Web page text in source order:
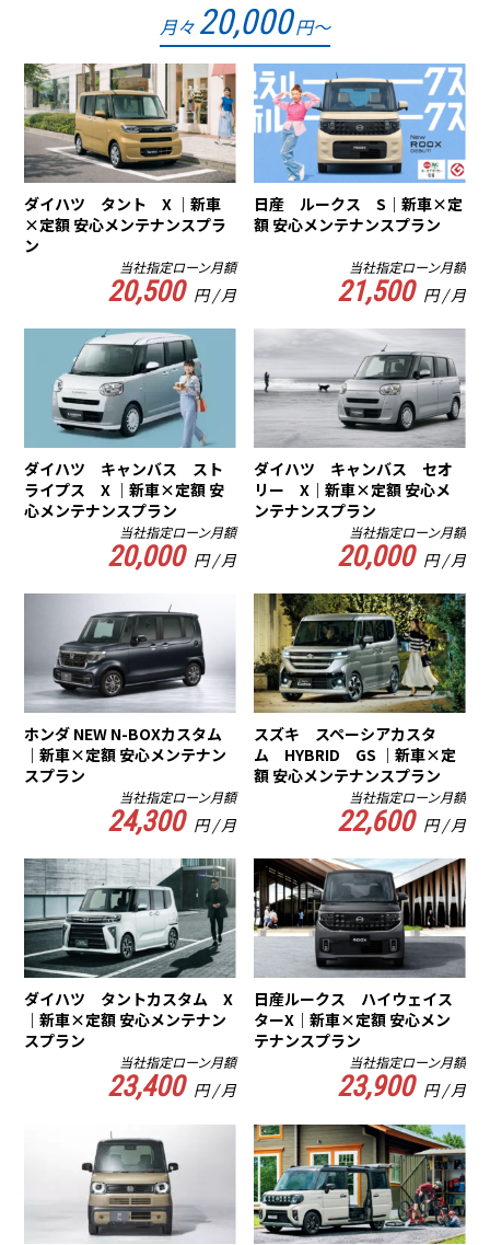
月々 20,000円～
ダイハツ タント X ｜新車
×定額 安心メンテナンスプラ
ン
当社指定ローン月額
20,500 円 / 月
日産 ルークス S｜新車×定
額 安心メンテナンスプラン
当社指定ローン月額
21,500 円 / 月
ダイハツ キャンバス スト
ライプス X ｜新車×定額 安
心メンテナンスプラン
当社指定ローン月額
20,000 円 / 月
ダイハツ キャンバス セオ
リー X｜新車×定額 安心メ
ンテナンスプラン
当社指定ローン月額
20,000 円 / 月
ホンダ NEW N-BOXカスタム
｜新車×定額 安心メンテナン
スプラン
当社指定ローン月額
24,300 円 / 月
スズキ スペーシアカスタ
ム HYBRID GS ｜新車×定
額 安心メンテナンスプラン
当社指定ローン月額
22,600 円 / 月
ダイハツ タントカスタム X
｜新車×定額 安心メンテナン
スプラン
当社指定ローン月額
23,400 円 / 月
日産ルークス ハイウェイス
ターX｜新車×定額 安心メン
テナンスプラン
当社指定ローン月額
23,900 円 / 月